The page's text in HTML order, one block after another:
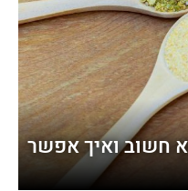
חשוב ואיך אפשר